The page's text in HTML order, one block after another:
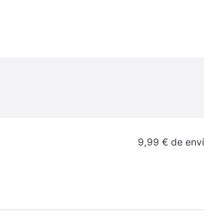
9,99 € de